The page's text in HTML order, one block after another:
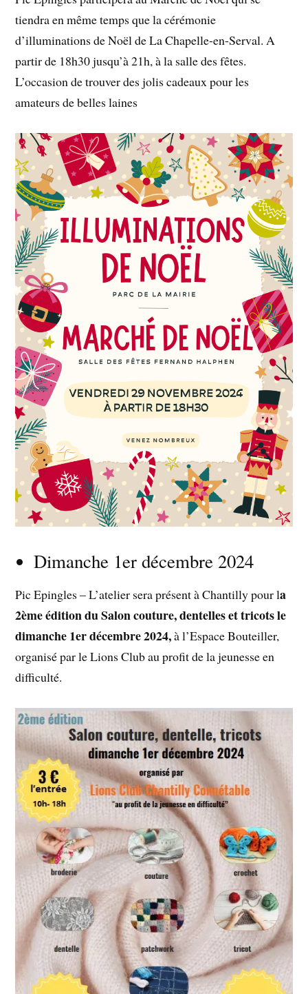
tiendra en même temps que la cérémonie
d’illuminations de Noël de La Chapelle-en-Serval. A
partir de 18h30 jusqu’à 21h, à la salle des fêtes.
L’occasion de trouver des jolis cadeaux pour les
amateurs de belles laines
Dimanche 1er décembre 2024
Pic Epingles – L’atelier sera présent à Chantilly pour la
2ème édition du Salon couture, dentelles et tricots le
dimanche 1er décembre 2024,à l’Espace Bouteiller,
organisé par le Lions Club au profit de la jeunesse en
difficulté.